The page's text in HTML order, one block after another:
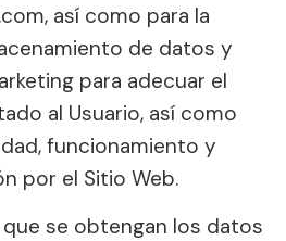
así como para la
de datos y
para adecuar el
al Usuario, así como
funcionamiento y
por el Sitio Web.
se obtengan los datos